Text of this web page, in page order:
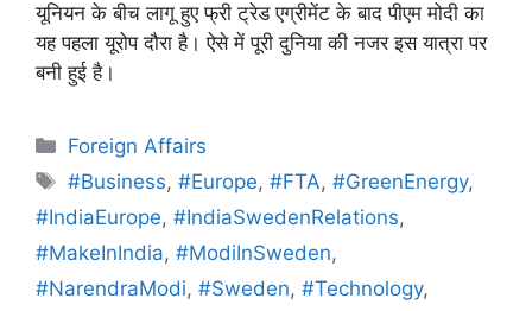
यूनियन के बीच लागू हुए फ्री ट्रेड एग्रीमेंट के बाद पीएम मोदी का
यह पहला यूरोप दौरा है। ऐसे में पूरी दुनिया की नजर इस यात्रा पर
बनी हुई है।
Foreign Affairs
#Business,#Europe,#FTA,#GreenEnergy,
#IndiaEurope, #IndiaSwedenRelations,
#MakeInIndia, #ModiInSweden,
#NarendraModi, #Sweden, #Technology,